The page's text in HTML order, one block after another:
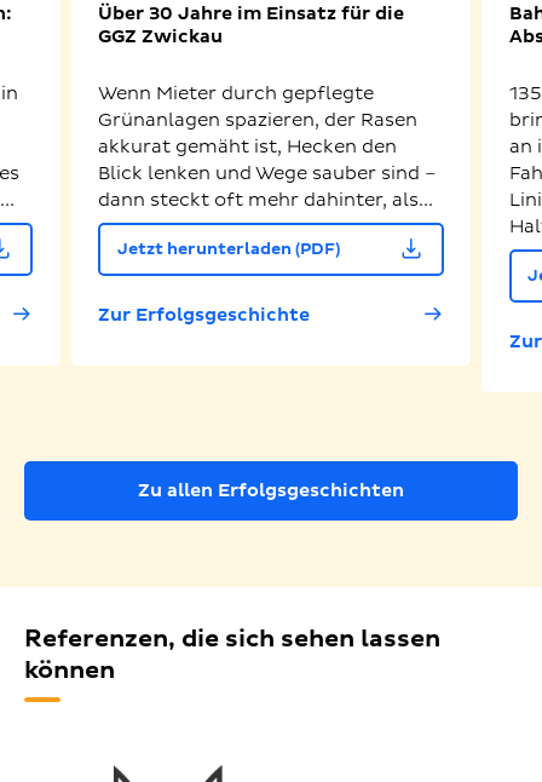
Über 30 Jahre im Einsatz für die
GGZ Zwickau
Wenn Mieter durch gepflegte
Grünanlagen spazieren, der Rasen
akkurat gemäht ist, Hecken den
Blick lenken und Wege sauber sind –
dann steckt oft mehr dahinter, als...
Jetzt herunterladen (PDF)
Zur Erfolgsgeschichte
an
Zu allen Erfolgsgeschichten
Referenzen, die sich sehen lassen
können